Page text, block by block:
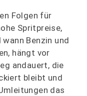
Folgen für
Spritpreise,
Benzin und
hängt vor
andauert, die
bleibt und
das